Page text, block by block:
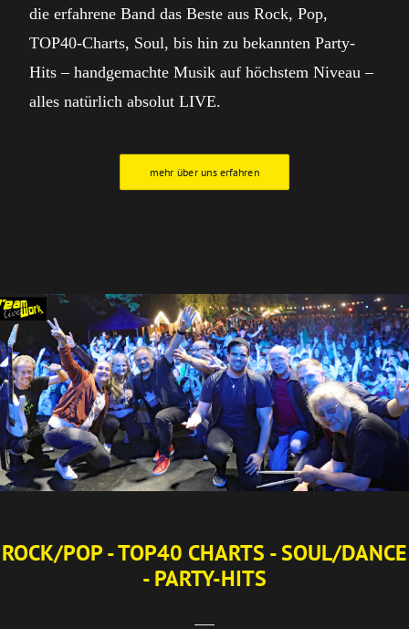
die erfahrene Band das Beste aus Rock, Pop,
TOP40-Charts, Soul, bis hin zu bekannten Party-
Hits – handgemachte Musik auf höchstem Niveau –
alles natürlich absolut LIVE.
mehr über uns erfahren
ROCK/POP - TOP40 CHARTS - SOUL/DANCE
- PARTY-HITS